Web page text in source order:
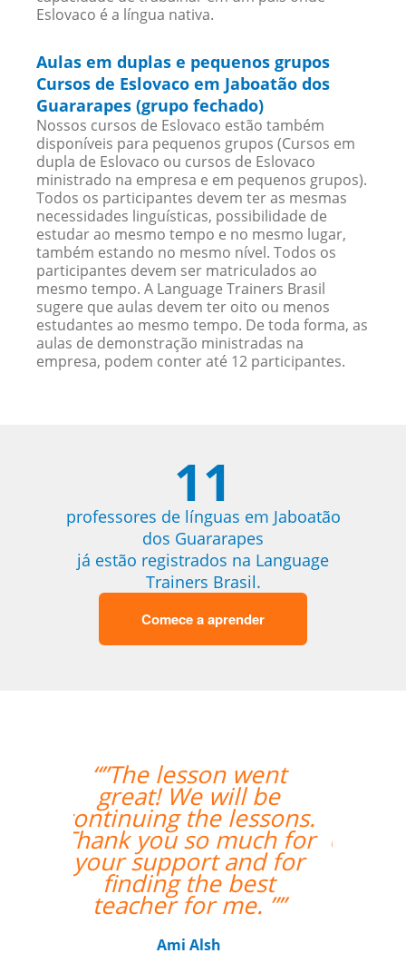
Eslovaco é a língua nativa.
Aulas em duplas e pequenos grupos
Cursos de Eslovaco em Jaboatão dos
Guararapes (grupo fechado)
Nossos cursos de Eslovaco estão também
disponíveis para pequenos grupos (Cursos em
dupla de Eslovaco ou cursos de Eslovaco
ministrado na empresa e em pequenos grupos).
Todos os participantes devem ter as mesmas
necessidades linguísticas, possibilidade de
estudar ao mesmo tempo e no mesmo lugar,
também estando no mesmo nível. Todos os
participantes devem ser matriculados ao
mesmo tempo. A Language Trainers Brasil
sugere que aulas devem ter oito ou menos
estudantes ao mesmo tempo. De toda forma, as
aulas de demonstração ministradas na
empresa, podem conter até 12 participantes.
11
professores de línguas em Jaboatão
dos Guararapes
já estão registrados na Language
Trainers Brasil.
Comece a aprender
“”A experiente
professora Mei foi
bastante didática e
conseguiu mesmo via
Skype me fazer
adquirir os primeiros
passos de Chinês